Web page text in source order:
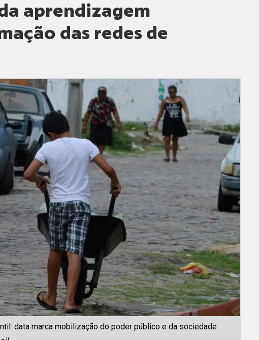
aprendizagem
das redes de
data marca mobilização do poder público e da sociedade